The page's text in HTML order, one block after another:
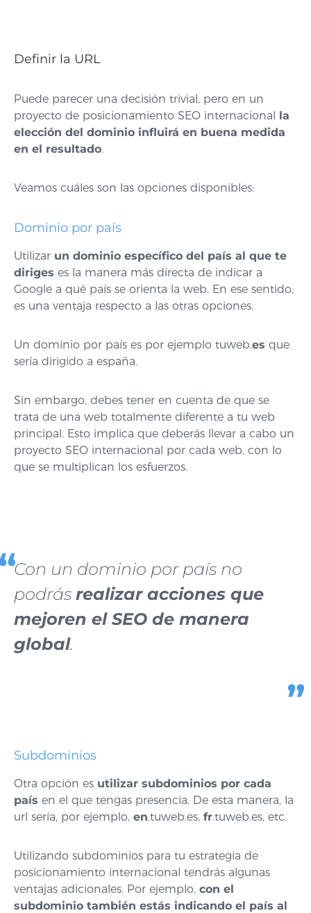
Definir la URL
Puede parecer una decisión trivial, pero en un
proyecto de posicionamiento SEO internacional la
elección del dominio influirá en buena medida
en el resultado.
Veamos cuáles son las opciones disponibles:
Dominio por país
Utilizar un dominio específico del país al que te
diriges es la manera más directa de indicar a
Google a qué país se orienta la web. En ese sentido,
es una ventaja respecto a las otras opciones.
Un dominio por país es por ejemplo tuweb.es que
sería dirigido a españa.
Sin embargo, debes tener en cuenta de que se
trata de una web totalmente diferente a tu web
principal. Esto implica que deberás llevar a cabo un
proyecto SEO internacional por cada web, con lo
que se multiplican los esfuerzos.
Con un dominio por país no
podrás realizar acciones que
mejoren el SEO de manera
global.
Subdominios
Otra opción es utilizar subdominios por cada
país en el que tengas presencia. De esta manera, la
url sería, por ejemplo, en.tuweb.es, fr.tuweb.es, etc.
Utilizando subdominios para tu estrategia de
posicionamiento internacional tendrás algunas
ventajas adicionales. Por ejemplo, con el
subdominio también estás indicando el país al